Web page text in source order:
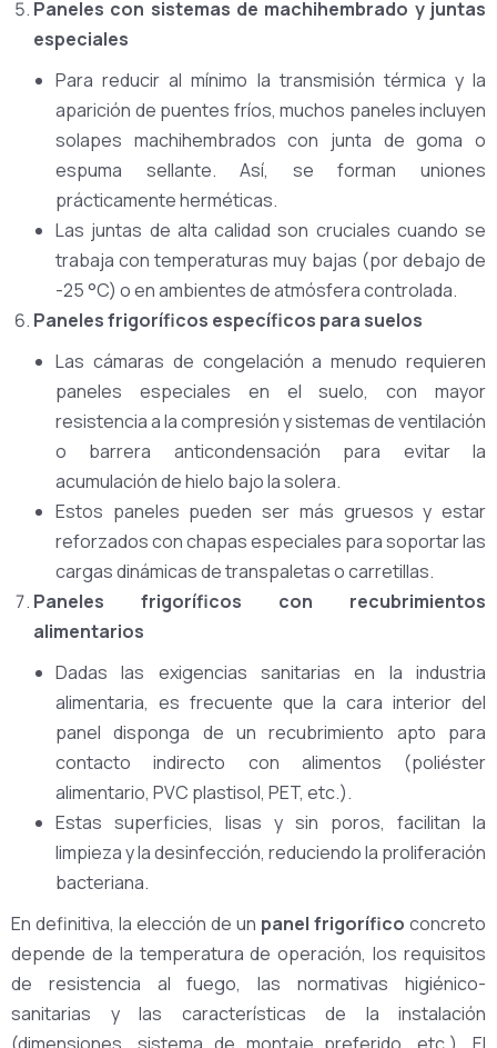
Paneles con sistemas de machihembrado y juntas
especiales
Para reducir al mínimo la transmisión térmica y la
aparición de puentes fríos, muchos paneles incluyen
solapes machihembrados con junta de goma o
espuma sellante. Así, se forman uniones
prácticamente herméticas.
Las juntas de alta calidad son cruciales cuando se
trabaja con temperaturas muy bajas (por debajo de
-25 °C) o en ambientes de atmósfera controlada.
Paneles frigoríficos específicos para suelos
Las cámaras de congelación a menudo requieren
paneles especiales en el suelo, con mayor
resistencia a la compresión y sistemas de ventilación
o barrera anticondensación para evitar la
acumulación de hielo bajo la solera.
Estos paneles pueden ser más gruesos y estar
reforzados con chapas especiales para soportar las
cargas dinámicas de transpaletas o carretillas.
Paneles frigoríficos con recubrimientos
alimentarios
Dadas las exigencias sanitarias en la industria
alimentaria, es frecuente que la cara interior del
panel disponga de un recubrimiento apto para
contacto indirecto con alimentos (poliéster
alimentario, PVC plastisol, PET, etc.).
Estas superficies, lisas y sin poros, facilitan la
limpieza y la desinfección, reduciendo la proliferación
bacteriana.
En definitiva, la elección de un panel frigorífico concreto
depende de la temperatura de operación, los requisitos
de resistencia al fuego, las normativas higiénico-
sanitarias y las características de la instalación